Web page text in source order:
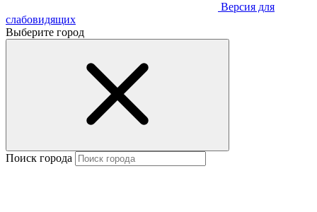
Версия для
слабовидящих
Выберите город
Поиск города